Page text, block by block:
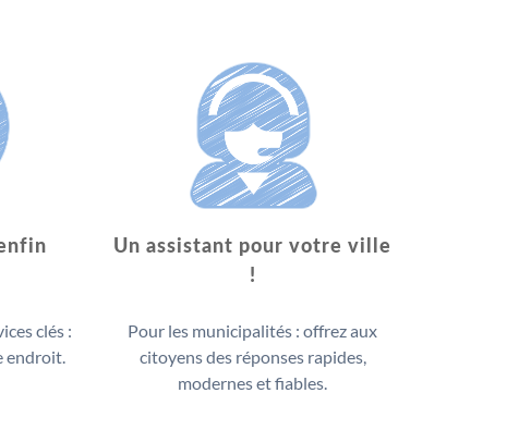
clés :
endroit.
Un assistant pour votre ville
!
Pour les municipalités : offrez aux
citoyens des réponses rapides,
modernes et fiables.